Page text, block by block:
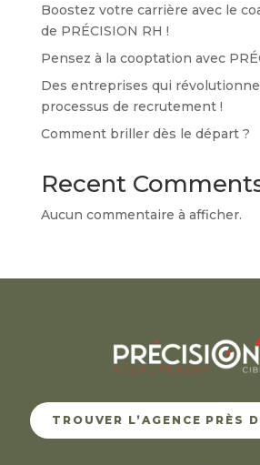
Boostez votre carrière avec le
de PRÉCISION RH !
Pensez à la cooptation avec
Des entreprises qui
processus de recrutement !
Comment briller dès le départ ?
Recent
Aucun commentaire à afficher.
TROUVER L’AGENCE PRÈS